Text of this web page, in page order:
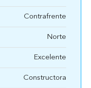
Excelente
Constructora
Norte
Contrafrente